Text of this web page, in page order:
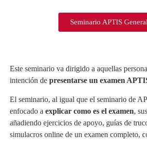
Seminario APTIS
Este seminario va dirigido a aquellas
intención de presentarse un examen
El seminario, al igual que el seminario de
enfocado a explicar como es el examen,
añadiendo ejercicios de apoyo, guías de
simulacros online de un examen completo,